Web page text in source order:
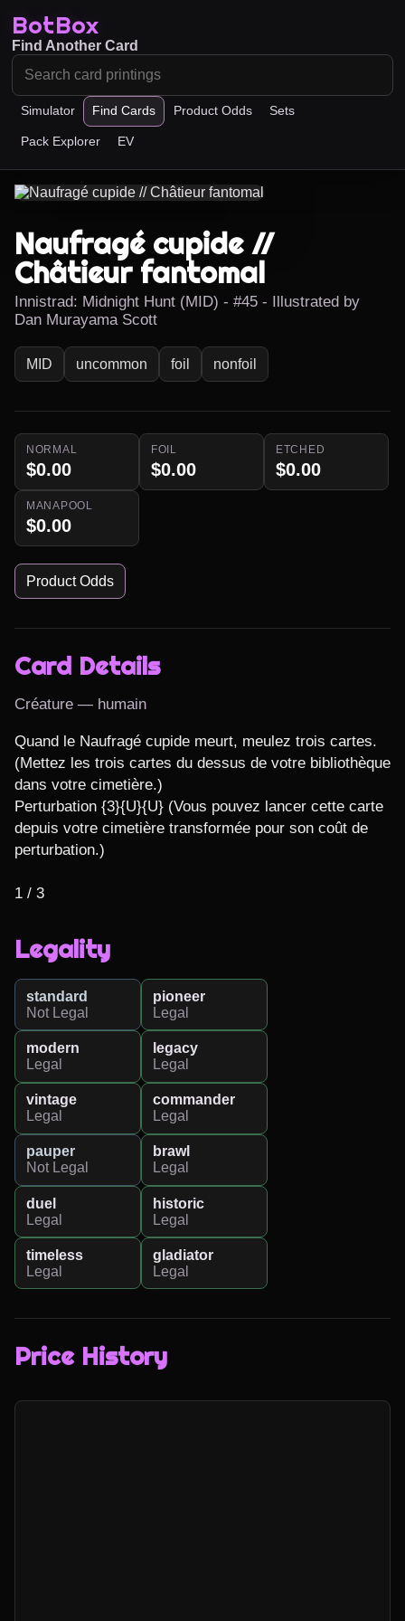
BotBox
Simulator Find Cards Product Odds Sets
Pack Explorer EV
Find Another Card
Naufragé cupide //
Châtieur fantomal
Innistrad: Midnight Hunt (MID) - #45 - Illustrated by
Dan Murayama Scott
MID uncommon foil nonfoil
NORMAL
$0.00
FOIL
$0.00
ETCHED
$0.00
MANAPOOL
$0.00
Product Odds
Card Details
Créature — humain
Quand le Naufragé cupide meurt, meulez trois cartes.
(Mettez les trois cartes du dessus de votre bibliothèque
dans votre cimetière.)
Perturbation {3}{U}{U} (Vous pouvez lancer cette carte
depuis votre cimetière transformée pour son coût de
perturbation.)
1 / 3
Legality
standard
Not Legal
pioneer
Legal
modern
Legal
legacy
Legal
vintage
Legal
commander
Legal
pauper
Not Legal
brawl
Legal
duel
Legal
historic
Legal
timeless
Legal
gladiator
Legal
Price History